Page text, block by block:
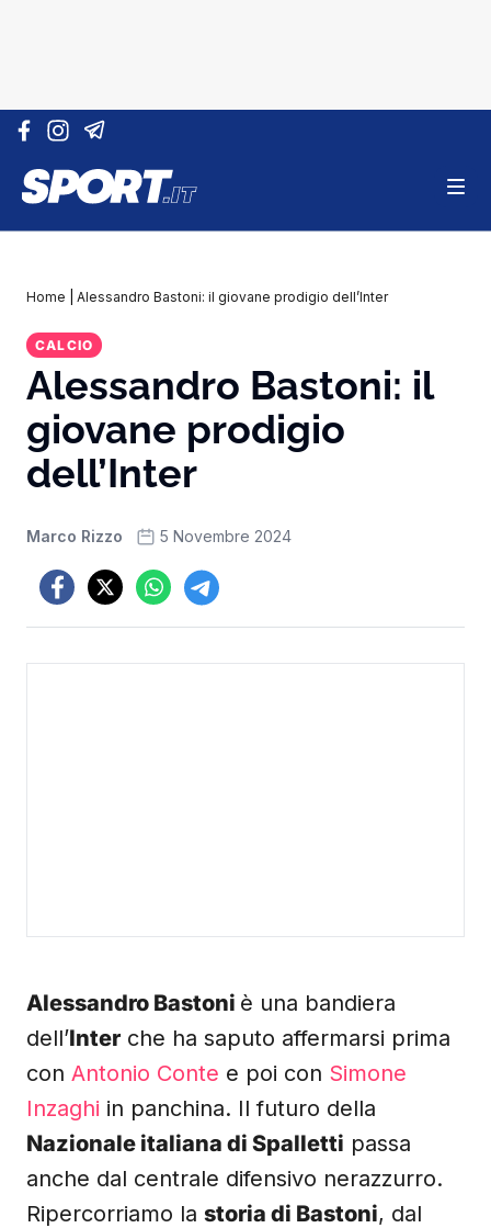
Vai al contenuto
Home Alessandro Bastoni: il giovane prodigio dell’Inter
CALCIO
Alessandro Bastoni: il
giovane prodigio
dell’Inter
Marco Rizzo 5 Novembre 2024
Alessandro Bastoni è una bandiera
dell’Inter che ha saputo affermarsi prima
con Antonio Conte e poi con Simone
Inzaghi in panchina. Il futuro della
Nazionale italiana di Spalletti passa
anche dal centrale difensivo nerazzurro.
Ripercorriamo la storia di Bastoni, dal